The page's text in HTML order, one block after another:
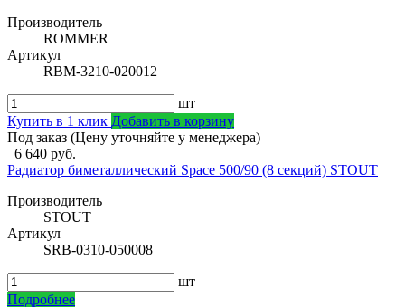
Производитель
ROMMER
Артикул
RBM-3210-020012
шт
Купить в 1 клик Добавить в корзину
Под заказ (Цену уточняйте у менеджера)
6 640 руб.
Радиатор биметаллический Space 500/90 (8 секций) STOUT
Производитель
STOUT
Артикул
SRB-0310-050008
шт
Подробнее